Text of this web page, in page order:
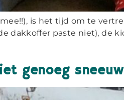
is het tijd om te
dakkoffer paste niet), de
genoeg sneeuw